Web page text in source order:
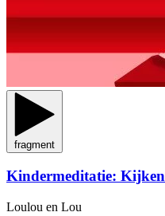
fragment
Kindermeditatie:
Loulou en Lou